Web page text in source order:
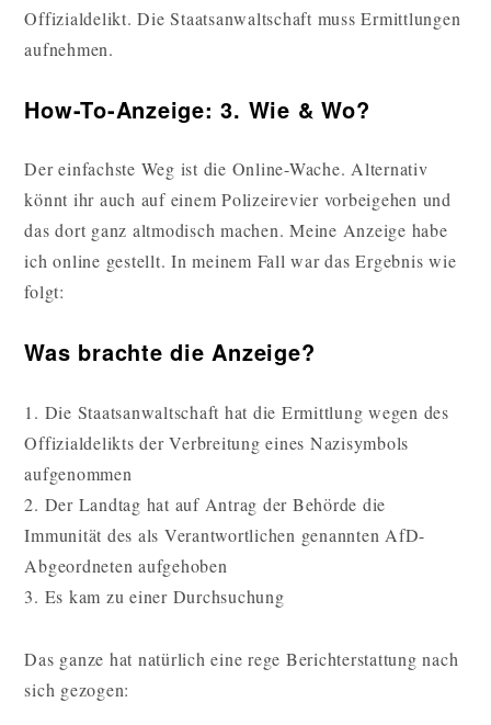
Offizialdelikt. Die Staatsanwaltschaft muss Ermittlungen
aufnehmen.
How-To-Anzeige: 3. Wie & Wo?
Der einfachste Weg ist die Online-Wache. Alternativ
könnt ihr auch auf einem Polizeirevier vorbeigehen und
das dort ganz altmodisch machen. Meine Anzeige habe
ich online gestellt. In meinem Fall war das Ergebnis wie
folgt:
Was brachte die Anzeige?
1. Die Staatsanwaltschaft hat die Ermittlung wegen des
Offizialdelikts der Verbreitung eines Nazisymbols
aufgenommen
2. Der Landtag hat auf Antrag der Behörde die
Immunität des als Verantwortlichen genannten AfD-
Abgeordneten aufgehoben
3. Es kam zu einer Durchsuchung
Das ganze hat natürlich eine rege Berichterstattung nach
sich gezogen: